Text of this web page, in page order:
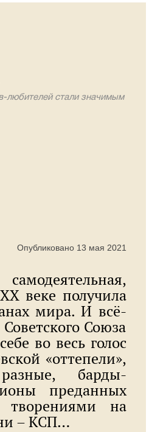
любителей стали значимым
Опубликовано 13 мая 2021
веке получила
мира. И всё-
Союза
во весь голос
«оттепели»,
барды-
преданных
творениями на
– КСП…